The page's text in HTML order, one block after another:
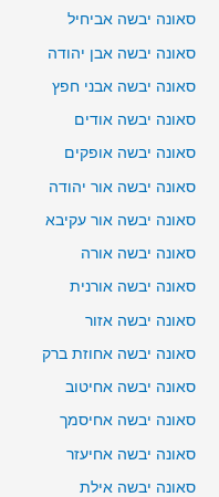
סאונה יבשה אביחיל
סאונה יבשה אבן יהודה
סאונה יבשה אבני חפץ
סאונה יבשה אודים
סאונה יבשה אופקים
סאונה יבשה אור יהודה
סאונה יבשה אור עקיבא
סאונה יבשה אורה
סאונה יבשה אורנית
סאונה יבשה אזור
סאונה יבשה אחוזת ברק
סאונה יבשה אחיטוב
סאונה יבשה אחיסמך
סאונה יבשה אחיעזר
סאונה יבשה אילת